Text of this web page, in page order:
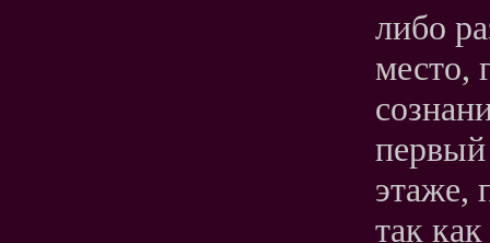
либо
место,
этаже,
так